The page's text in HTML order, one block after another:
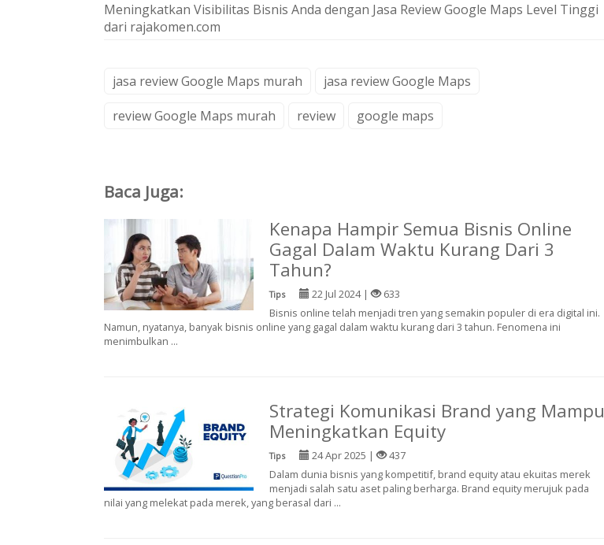
Meningkatkan Visibilitas Bisnis Anda dengan Jasa Review Google Maps Level Tinggi
dari rajakomen.com
jasa review Google Maps murah
jasa review Google Maps
review Google Maps murah
review google maps
Baca Juga:
Kenapa Hampir Semua Bisnis Online
Gagal Dalam Waktu Kurang Dari 3
Tahun?
Tips 22 Jul 2024 |
633
Bisnis online telah menjadi tren yang semakin populer di era digital ini.
Namun, nyatanya, banyak bisnis online yang gagal dalam waktu kurang dari 3 tahun. Fenomena ini
menimbulkan ...
Strategi Komunikasi Brand yang Mampu
Meningkatkan Equity
Tips 24 Apr 2025 |
437
Dalam dunia bisnis yang kompetitif, brand equity atau ekuitas merek
menjadi salah satu aset paling berharga. Brand equity merujuk pada
nilai yang melekat pada merek, yang berasal dari ...